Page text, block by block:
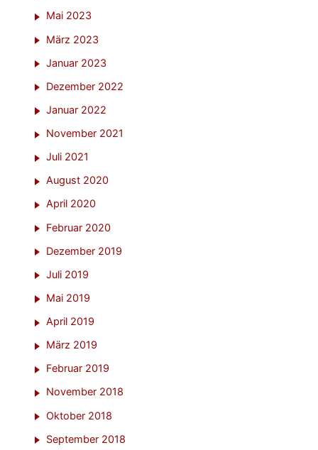
Mai 2023
März 2023
Januar 2023
Dezember 2022
Januar 2022
November 2021
Juli 2021
August 2020
April 2020
Februar 2020
Dezember 2019
Juli 2019
Mai 2019
April 2019
März 2019
Februar 2019
November 2018
Oktober 2018
September 2018